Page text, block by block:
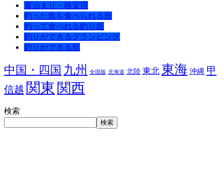
素泊まり・格安宿
釣った魚を食べられる宿
釣って食べれる釣り堀
釣りができるグランピング
釣りができる宿
中国・四国 九州 全国版 北海道 北陸 東北 東海 沖縄 甲
信越 関東 関西
検索
検索